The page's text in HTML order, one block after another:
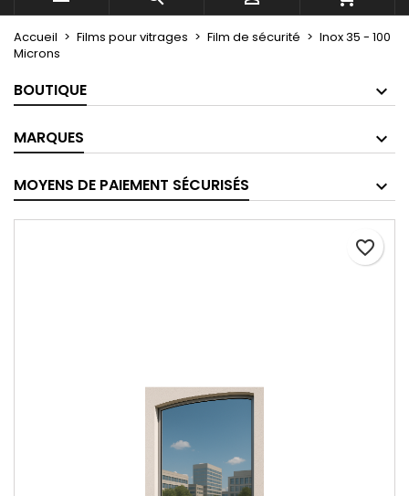
Accueil Films pour vitrages Film de sécurité
Inox 35 - 100
Microns
BOUTIQUE
MARQUES
MOYENS DE PAIEMENT SÉCURISÉS
favorite_border